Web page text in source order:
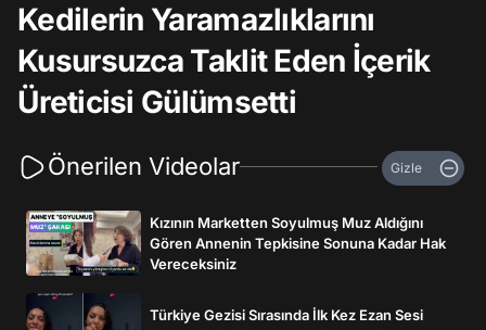
Kedilerin Yaramazlıklarını
Kusursuzca Taklit Eden İçerik
Üreticisi Gülümsetti
Önerilen Videolar Gizle
Kızının Marketten Soyulmuş Muz Aldığını
Gören Annenin Tepkisine Sonuna Kadar Hak
Vereceksiniz
Türkiye Gezisi Sırasında İlk Kez Ezan Sesi